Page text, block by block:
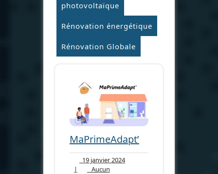
photovoltaïque
Rénovation énergétique
Rénovation Globale
MaPrimeAdapt’
19 janvier 202419
|
Aucun